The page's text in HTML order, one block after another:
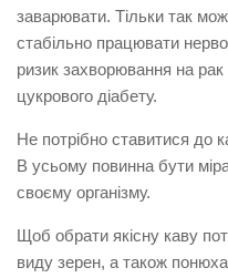
заварювати. Тільки так
стабільно працювати
ризик захворювання на рак
цукрового діабету.
Не потрібно ставитися до
В усьому повинна бути
своєму організму.
Щоб обрати якісну каву
виду зерен, а також